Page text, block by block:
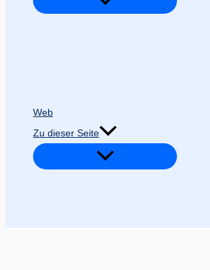
Web
Zu dieser Seite